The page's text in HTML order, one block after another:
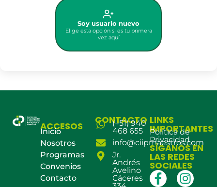
Soy usuario nuevo
Elige esta opción si es tu primera
vez aquí
ACCESOS
Inicio
Nosotros
Programas
Convenios
Contacto
CONTACTO
(+51) 940
468 655
info@ciipmaestros.com
Jr.
Andrés
Avelino
Cáceres
LINKS
IMPORTANTES
Política de
Privacidad
SÍGANOS EN
LAS REDES
SOCIALES